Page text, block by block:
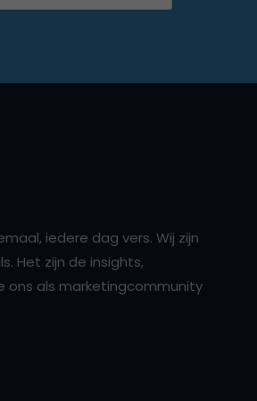
iedere dag vers. Wij zijn
Het zijn de insights,
ons als marketingcommunity